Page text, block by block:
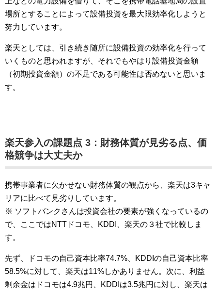
場所とすることによって設備投資を最大限効率化しようと
努力しています。
楽天としては、引き続き随所に設備投資の効率化を行って
いくものと思われますが、それでもやはり設備投資金額
（初期投資金額）の不足である可能性は否めないと思いま
す。
楽天参入の課題点 3：財務体質が見劣る点、価
格競争は大丈夫か
携帯事業者に欠かせない財務体質の観点から、楽天は3キャ
リアに比べて見劣りしています。
※ ソフトバンクさんは投資会社の要素が強くなっているの
で、ここではNTTドコモ、KDDI、楽天の３社で比較しま
す。
先ず、ドコモの自己資本比率74.7%、KDDIの自己資本比率
58.5%に対して、楽天は11%しかありません。次に、利益
剰余金はドコモは4.9兆円、KDDIは3.5兆円に対し、楽天は